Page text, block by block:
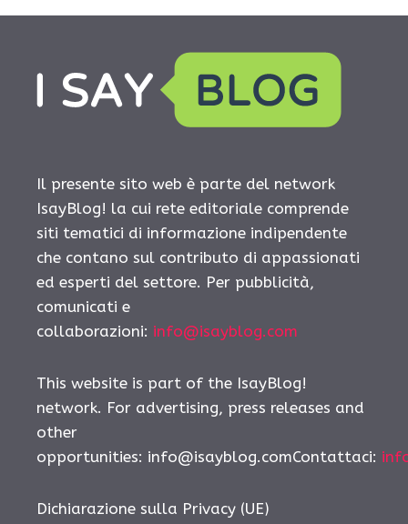
Il presente sito web è parte del network
IsayBlog! la cui rete editoriale comprende
siti tematici di informazione indipendente
che contano sul contributo di appassionati
ed esperti del settore. Per pubblicità,
comunicati e
collaborazioni: info@isayblog.com
This website is part of the IsayBlog!
network. For advertising, press releases and
other
opportunities: info@isayblog.comContattaci:
Dichiarazione sulla Privacy (UE)